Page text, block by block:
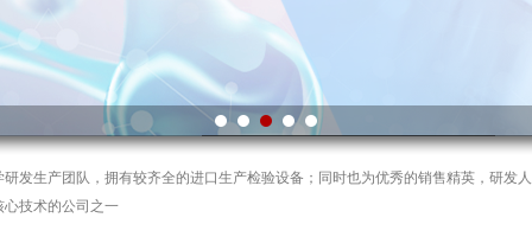
发生产团队，拥有较齐全的进口生产检验设备；同时也为优秀的销售精英，研发
技术的公司之一